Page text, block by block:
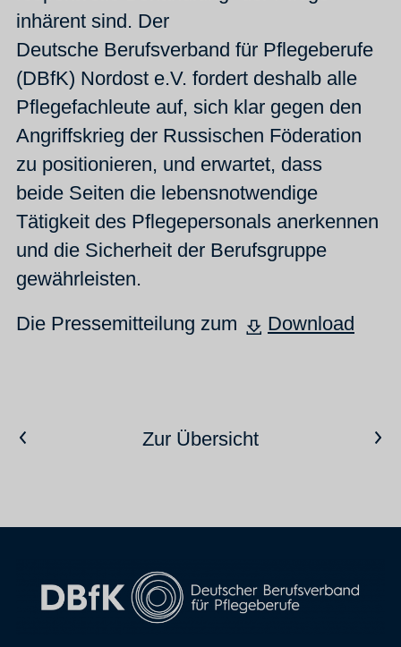
inhärent sind. Der
Deutsche Berufsverband für Pflegeberufe
(DBfK) Nordost e.V. fordert deshalb alle
Pflegefachleute auf, sich klar gegen den
Angriffskrieg der Russischen Föderation
zu positionieren, und erwartet, dass
beide Seiten die lebensnotwendige
Tätigkeit des Pflegepersonals anerkennen
und die Sicherheit der Berufsgruppe
gewährleisten.
Die Pressemitteilung zum
Download
Vorheriger ArtikelZur ÜbersichtNächster Artikel